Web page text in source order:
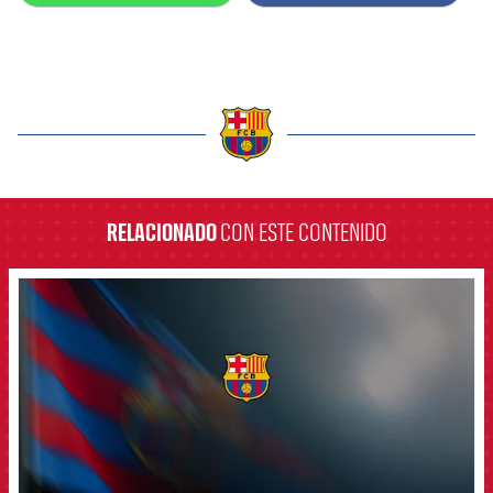
RELACIONADOCON ESTE CONTENIDO